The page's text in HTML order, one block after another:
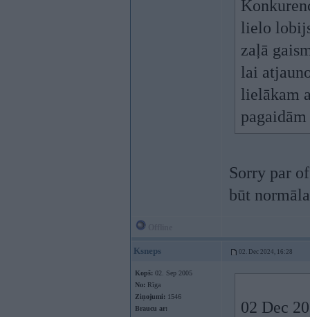
lielo
zaļā
lai
lielākam
Sorry par
būt
Ksneps 02. Dec 2024, 16:28
Kopš: 02. Sep 2005
No: Rīga
Ziņojumi: 1546
Braucu ar:
02 Dec